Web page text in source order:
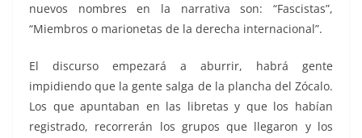
nuevos nombres en la narrativa son: “Fascistas”,
“Miembros o marionetas de la derecha internacional”.
El discurso empezará a aburrir, habrá gente
impidiendo que la gente salga de la plancha del Zócalo.
Los que apuntaban en las libretas y que los habían
registrado, recorrerán los grupos que llegaron y los